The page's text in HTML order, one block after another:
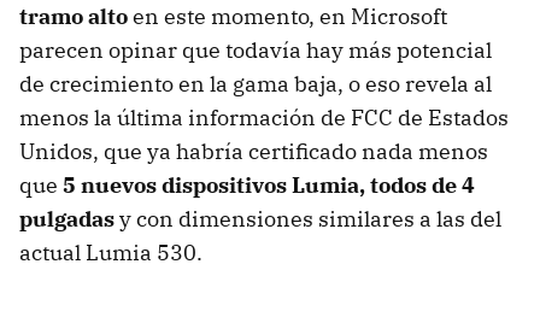
tramo altoen este momento, en Microsoft
parecen opinar que todavía hay más potencial
de crecimiento en la gama baja, o eso revela al
menos la última información de FCC de Estados
Unidos, que ya habría certificado nada menos
que 5 nuevos dispositivos Lumia, todos de 4
pulgadasy con dimensiones similares a las del
actual Lumia 530.